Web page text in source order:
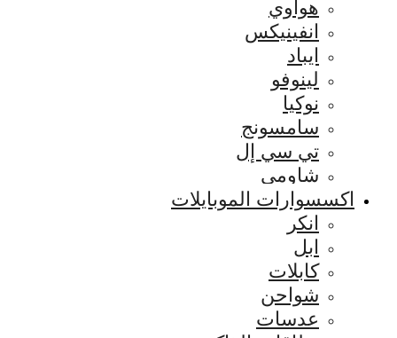
هواوي
انفينيكس
ايباد
لينوفو
نوكيا
سامسونج
تي سي إل
شاومي
اكسسوارات الموبايلات
انكر
ابل
كابلات
شواحن
عدسات